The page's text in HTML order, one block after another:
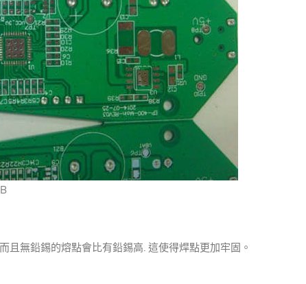
且無鉛錫的熔點會比有鉛錫高.這使得焊點更加牢固。